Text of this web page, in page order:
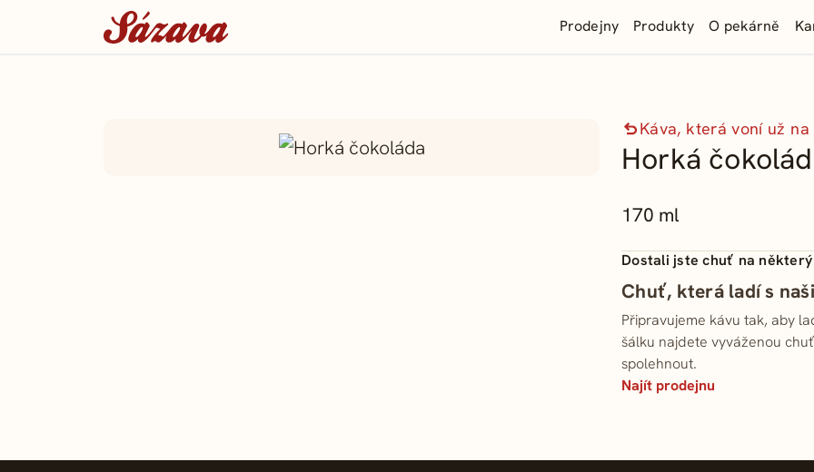
Prodejny Produkty O pekárně
Káva, která voní už
Horká
170 ml
Dostali jste chuť na
Chuť, která ladí s
Připravujeme kávu tak, aby
šálku najdete vyváženou
spolehnout.
Najít prodejnu